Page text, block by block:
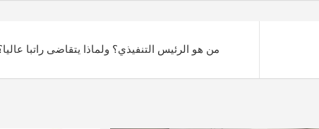
من هو الرئيس التنفيذي؟ ولماذا يتقاضى راتبا